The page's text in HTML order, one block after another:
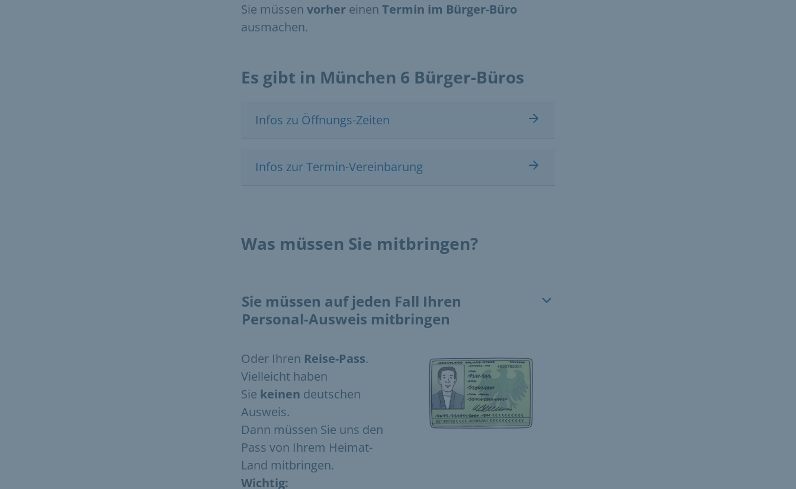
Sie müssen vorher einen Termin im Bürger-Büro
ausmachen.
Es gibt in München 6 Bürger-Büros
Infos zu Öffnungs-Zeiten
Infos zur Termin-Vereinbarung
Was müssen Sie mitbringen?
Sie müssen auf jeden Fall Ihren
Personal-Ausweis mitbringen
Oder Ihren Reise-Pass.
Vielleicht haben
Sie keinen deutschen
Ausweis.
Dann müssen Sie uns den
Pass von Ihrem Heimat-
Land mitbringen.
Wichtig: